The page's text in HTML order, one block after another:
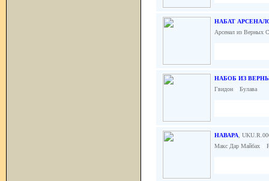
НАБАТ
Арсенал из Верных
НАБОБ ИЗ
Гвидон
Булава
НАВАРА ,
Макс Дар Майбах